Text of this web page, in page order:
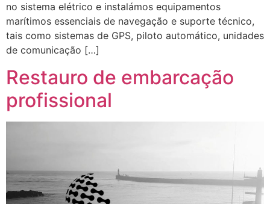
no sistema elétrico e instalámos equipamentos
marítimos essenciais de navegação e suporte técnico,
tais como sistemas de GPS, piloto automático, unidades
de comunicação […]
Restauro de embarcação
profissional